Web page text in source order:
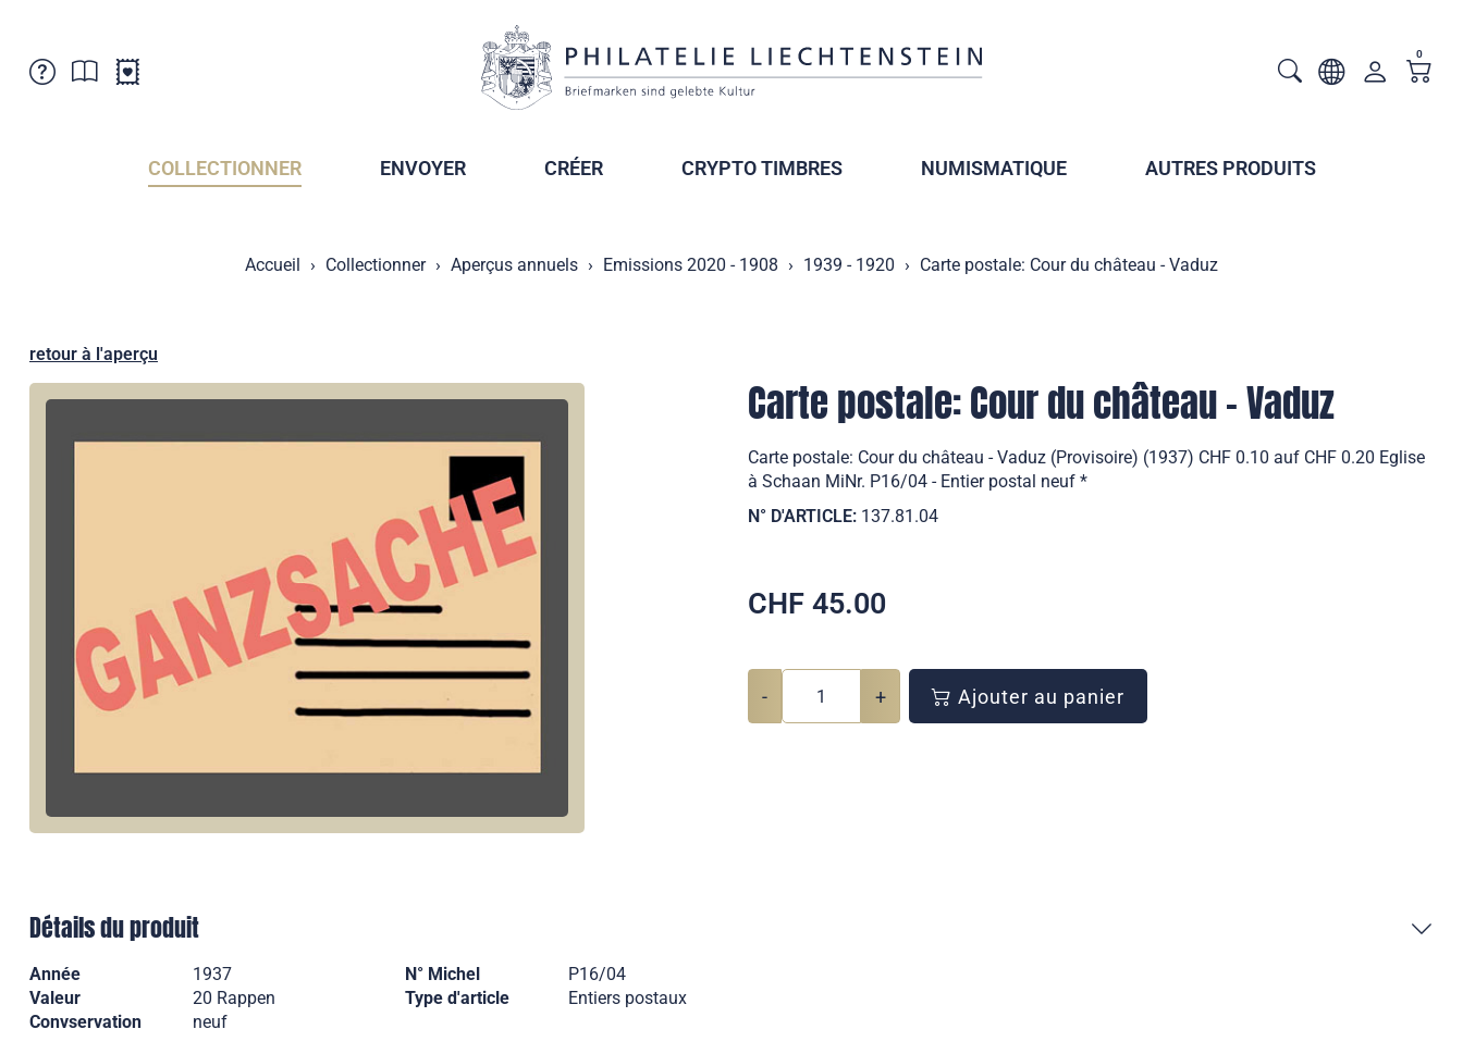
Points de vente
Abonnement
Archives des timbrage
0
COLLECTIONNER ENVOYER CRÉER CRYPTO TIMBRES NUMISMATIQUE AUTRES PRODUITS
Accueil Collectionner Aperçus annuels Emissions 2020 - 1908 1939 - 1920 Carte postale: Cour du château - Vaduz
retour à l'aperçu
Carte postale: Cour du château - Vaduz
Carte postale: Cour du château - Vaduz (Provisoire) (1937) CHF 0.10 auf CHF 0.20 Eglise
à Schaan MiNr. P16/04 - Entier postal neuf *
N° D'ARTICLE: 137.81.04
CHF 45.00
- + Ajouter au panier
Détails du produit
Année 1937 N° Michel
P16/04
Valeur
20 Rappen Type d'article
Entiers postaux
Convservation
neuf